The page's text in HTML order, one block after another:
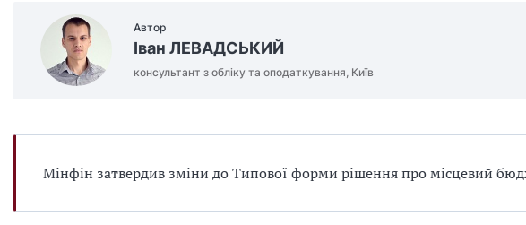
Автор
Іван ЛЕВАДСЬКИЙ
консультант з обліку та оподаткування, Київ
Мінфін затвердив зміни до Типової форми рішення про місцевий